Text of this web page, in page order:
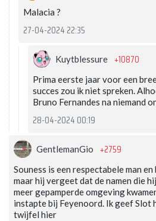
Malacia ?
27-04-2024 22:35
Kuytblessure +10870
Prima eerste jaar voor een
succes zou ik niet spreken.
Bruno Fernandes na niemand
28-04-2024 00:19
GentlemanGio +2759
Souness is een respectabele man
maar hij vergeet dat de namen die
meer gepamperde omgeving
instapte bij Feyenoord. Ik geef Slot
twijfel hier